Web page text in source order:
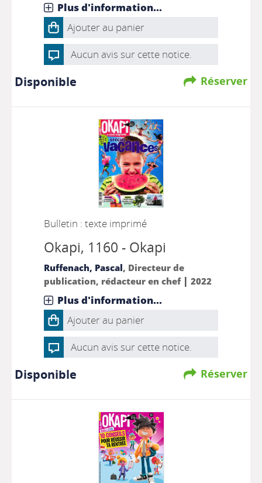
Plus d'information...
Ajouter au panier
Aucun avis sur cette notice.
Réserver
Disponible
Bulletin : texte imprimé
Okapi, 1160 - Okapi
Ruffenach, Pascal, Directeur de
publication, rédacteur en chef | 2022
Plus d'information...
Ajouter au panier
Aucun avis sur cette notice.
Réserver
Disponible